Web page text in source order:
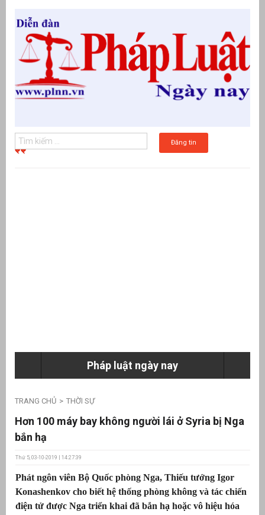
Đăng tin
Pháp luật ngày nay
TRANG CHỦ THỜI SỰ
Hơn 100 máy bay không người lái ở Syria bị Nga
bắn hạ
Thứ 5, 03-10-2019 | 14:27:39
Phát ngôn viên Bộ Quốc phòng Nga, Thiếu tướng Igor
Konashenkov cho biết hệ thống phòng không và tác chiến
điện tử được Nga triển khai đã bắn hạ hoặc vô hiệu hóa